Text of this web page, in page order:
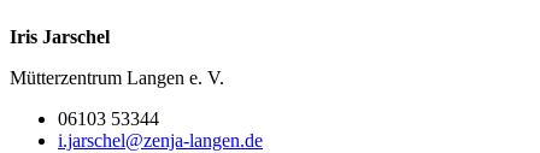
Iris Jarschel
Mütterzentrum Langen e. V.
06103 53344
i.jarschel@zenja-langen.de